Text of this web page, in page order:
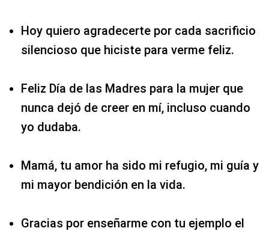
Hoy quiero agradecerte por cada sacrificio
silencioso que hiciste para verme feliz.
Feliz Día de las Madres para la mujer que
nunca dejó de creer en mí, incluso cuando
yo dudaba.
Mamá, tu amor ha sido mi refugio, mi guía y
mi mayor bendición en la vida.
Gracias por enseñarme con tu ejemplo el